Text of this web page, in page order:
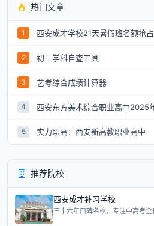
热门文章
1 西安成才学校21天暑假班名额抢
2 初三学科自查工具
3 艺考综合成绩计算器
4 西安东方美术综合职业高中2025
5 实力职高：西安新高教职业高中
推荐院校
西安成才补习学校
三十六年口碑名校，专注中高考全